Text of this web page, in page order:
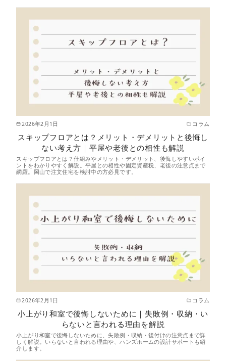
2026年2月1日 コラム
スキップフロアとは？メリット・デメリットと後悔し
ない考え方｜平屋や老後との相性も解説
スキップフロアとは？仕組みやメリット・デメリット、後悔しやすいポイ
ントをわかりやすく解説。平屋との相性や固定資産税、老後の注意点まで
網羅。岡山で注文住宅を検討中の方必見です。
2026年2月1日 コラム
小上がり和室で後悔しないために｜失敗例・収納・い
らないと言われる理由を解説
小上がり和室で後悔しないために、失敗例・収納・後付けの注意点まで詳
しく解説。いらないと言われる理由や、ハンズホームの設計サポートも紹
介します。